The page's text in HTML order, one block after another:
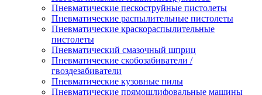
Пневматические пескоструйные пистолеты
Пневматические распылительные пистолеты
Пневматические краскораспылительные
пистолеты
Пневматический смазочный шприц
Пневматические скобозабиватели /
гвоздезабиватели
Пневматические кузовные пилы
Пневматические прямошлифовальные машины